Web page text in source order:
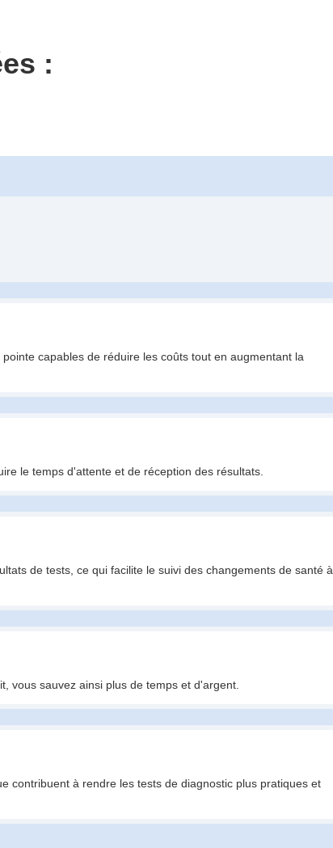
:
capables de réduire les coûts tout en augmentant la
le temps d'attente et de réception des résultats.
de tests, ce qui facilite le suivi des changements de santé à
vous sauvez ainsi plus de temps et d'argent.
contribuent à rendre les tests de diagnostic plus pratiques et